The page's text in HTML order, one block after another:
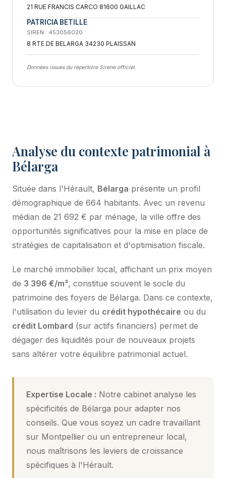
Analyse du contexte patrimonial à
Bélarga
Située dans l'Hérault, Bélarga présente un profil
démographique de 664 habitants. Avec un revenu
médian de 21 692 € par ménage, la ville offre des
opportunités significatives pour la mise en place de
stratégies de capitalisation et d'optimisation fiscale.
Le marché immobilier local, affichant un prix moyen
de 3 396 €/m², constitue souvent le socle du
patrimoine des foyers de Bélarga. Dans ce contexte,
l'utilisation du levier du crédit hypothécaire ou du
crédit Lombard (sur actifs financiers) permet de
dégager des liquidités pour de nouveaux projets
sans altérer votre équilibre patrimonial actuel.
Expertise Locale : Notre cabinet analyse les
spécificités de Bélarga pour adapter nos
conseils. Que vous soyez un cadre travaillant
sur Montpellier ou un entrepreneur local,
nous maîtrisons les leviers de croissance
spécifiques à l'Hérault.
21 RUE FRANCIS CARCO 81600 GAILLAC
PATRICIA BETILLE
SIREN : 453056020
8 RTE DE BELARGA 34230 PLAISSAN
Données issues du répertoire Sirene officiel.